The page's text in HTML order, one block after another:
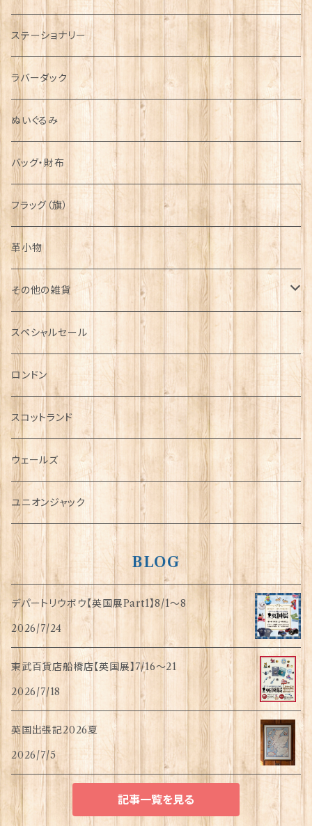
運動＆人物
シンボル
ステーショナリー
ラバーダック
ぬいぐるみ
バッグ・財布
フラッグ（旗）
革小物
その他の雑貨
ミニカー
チャーム
犬グッズ
傘
指貫(シンブル)
スペシャルセール
ロンドン
スコットランド
ウェールズ
ユニオンジャック
BLOG
デパートリウボウ【英国展Part1】8/1〜8
2026/7/24
東武百貨店船橋店【英国展】7/16～21
2026/7/18
英国出張記2026夏
2026/7/5
記事一覧を見る